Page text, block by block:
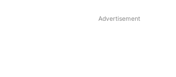
Advertisement